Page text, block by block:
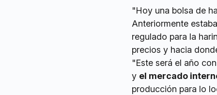
"Hoy una bolsa de
Anteriormente
regulado para la
precios y hacia
"Este será el año
y el mercado
producción para lo